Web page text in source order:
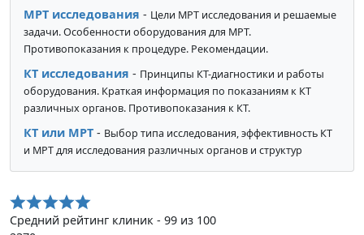
МРТ исследования - Цели МРТ исследования и решаемые
задачи. Особенности оборудования для МРТ.
Противопоказания к процедуре. Рекомендации.
КТ исследования - Принципы КТ-диагностики и работы
оборудования. Краткая информация по показаниям к КТ
различных органов. Противопоказания к КТ.
КТ или МРТ - Выбор типа исследования, эффективность КТ
и МРТ для исследования различных органов и структур
Средний рейтинг клиник - 99 из 100